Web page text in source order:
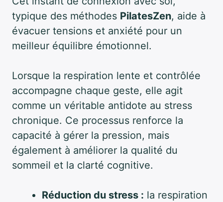
typique des méthodes PilatesZen, aide à
évacuer tensions et anxiété pour un
meilleur équilibre émotionnel.
Lorsque la respiration lente et contrôlée
accompagne chaque geste, elle agit
comme un véritable antidote au stress
chronique. Ce processus renforce la
capacité à gérer la pression, mais
également à améliorer la qualité du
sommeil et la clarté cognitive.
Réduction du stress : la respiration